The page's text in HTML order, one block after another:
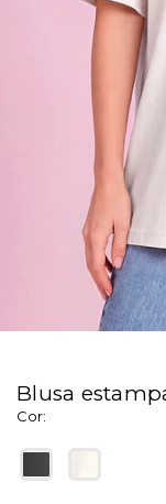
Blusa
Cor: